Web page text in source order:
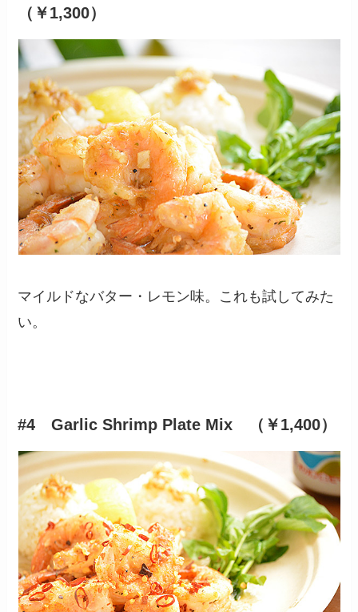
（￥1,300）
マイルドなバター・レモン味。これも試してみた
い。
#4 Garlic Shrimp Plate Mix （￥1,400）